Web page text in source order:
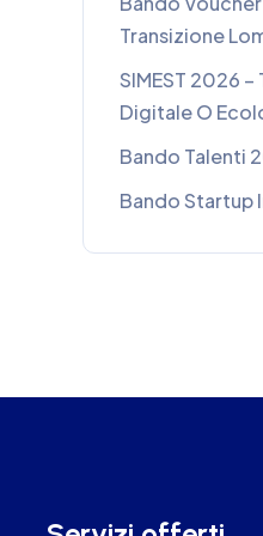
Transizione
SIMEST 2026
Digitale O
Bando Talenti
Bando Startup